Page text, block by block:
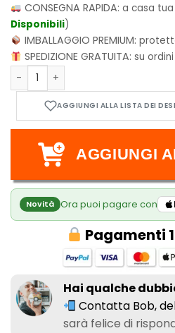
CONSEGNA RAPIDA:a casa
Disponibili)
IMBALLAGGIO PREMIUM:
SPEDIZIONE GRATUITA:su
Medium quantità
AGGIUNGI
Novità Ora puoi pagare con
Pagamenti
Hai qualche
Contatta Bob,
sarà felice di